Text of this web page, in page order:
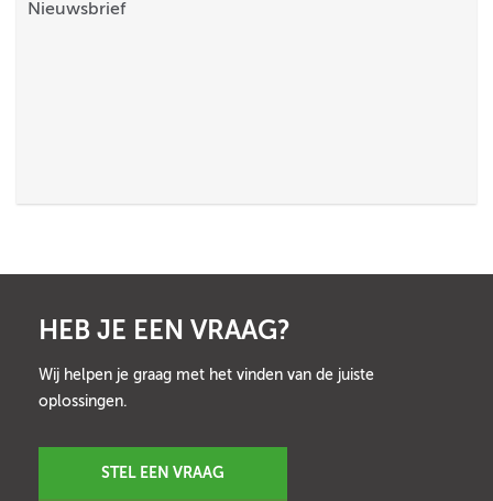
Nieuwsbrief
HEB JE EEN VRAAG?
Wij helpen je graag met het vinden van de juiste
oplossingen.
STEL EEN VRAAG